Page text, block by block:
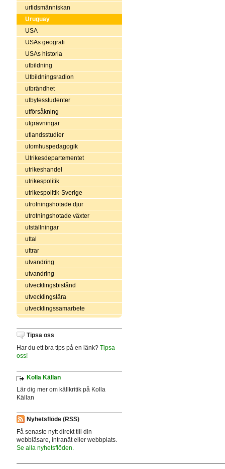
urtidsmänniskan
Uruguay
USA
USAs geografi
USAs historia
utbildning
Utbildningsradion
utbrändhet
utbytesstudenter
utförsåkning
utgrävningar
utlandsstudier
utomhuspedagogik
Utrikesdepartementet
utrikeshandel
utrikespolitik
utrikespolitik-Sverige
utrotningshotade djur
utrotningshotade växter
utställningar
uttal
uttrar
utvandring
utvandring
utvecklingsbistånd
utvecklingslära
utvecklingssamarbete
Tipsa oss
Har du ett bra tips på en länk? Tipsa
oss!
Kolla Källan
Lär dig mer om källkritik på Kolla
Källan
Nyhetsflöde (RSS)
Få senaste nytt direkt till din
webbläsare, intranät eller webbplats.
Se alla nyhetsflöden.